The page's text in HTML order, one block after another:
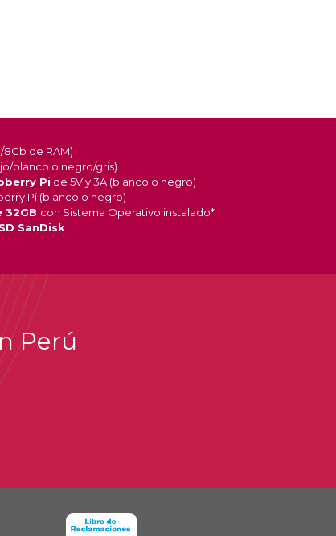
8Gb de RAM)
blanco o negro/gris)
Pi de 5V y 3A (blanco o negro)
Pi (blanco o negro)
32GB con Sistema Operativo instalado*
SanDisk
Perú